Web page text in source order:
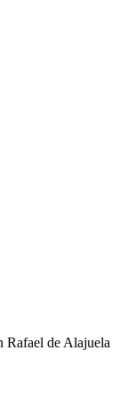
Rafael de Alajuela